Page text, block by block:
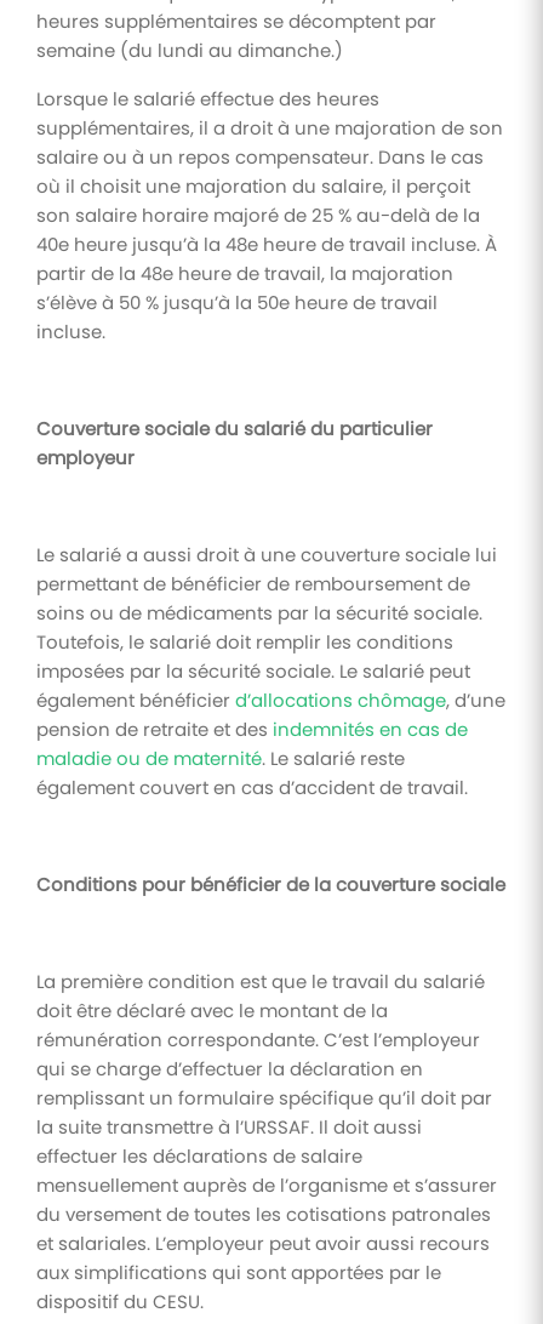
heures supplémentaires se décomptent par
semaine (du lundi au dimanche.)
Lorsque le salarié effectue des heures
supplémentaires, il a droit à une majoration de son
salaire ou à un repos compensateur. Dans le cas
où il choisit une majoration du salaire, il perçoit
son salaire horaire majoré de 25 % au-delà de la
40e heure jusqu’à la 48e heure de travail incluse. À
partir de la 48e heure de travail, la majoration
s’élève à 50 % jusqu’à la 50e heure de travail
incluse.
Couverture sociale du salarié du particulier
employeur
Le salarié a aussi droit à une couverture sociale lui
permettant de bénéficier de remboursement de
soins ou de médicaments par la sécurité sociale.
Toutefois, le salarié doit remplir les conditions
imposées par la sécurité sociale. Le salarié peut
également bénéficierd’allocations chômage, d’une
pension de retraite et des indemnités en cas de
maladie ou de maternité. Le salarié reste
également couvert en cas d’accident de travail.
Conditions pour bénéficier de la couverture sociale
La première condition est que le travail du salarié
doit être déclaré avec le montant de la
rémunération correspondante. C’est l’employeur
qui se charge d’effectuer la déclaration en
remplissant un formulaire spécifique qu’il doit par
la suite transmettre à l’URSSAF. Il doit aussi
effectuer les déclarations de salaire
mensuellement auprès de l’organisme et s’assurer
du versement de toutes les cotisations patronales
et salariales. L’employeur peut avoir aussi recours
aux simplifications qui sont apportées par le
dispositif du CESU.